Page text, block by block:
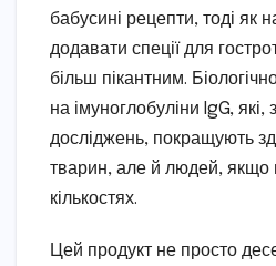
бабусині рецепти, тоді як
додавати спеції для
більш пікантним.
на імуноглобуліни IgG, які,
досліджень, покращують
тварин, але й людей, якщо
кількостях.
Цей продукт не просто